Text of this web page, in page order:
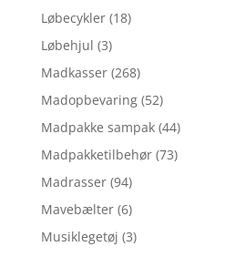
Løbecykler (18)
Løbehjul (3)
Madkasser (268)
Madopbevaring (52)
Madpakke sampak (44)
Madpakketilbehør (73)
Madrasser (94)
Mavebælter (6)
Musiklegetøj (3)